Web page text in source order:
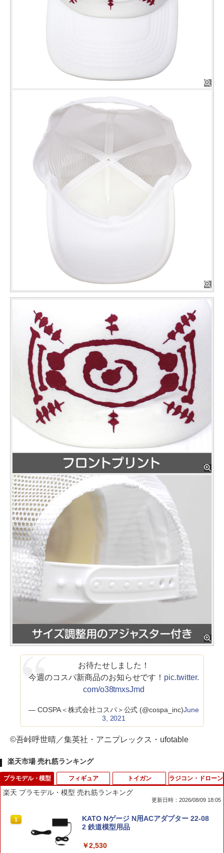
お待たせしました！
今週のコスパ新商品のお知らせです！ pic.twitter.
com/o38tmxsJmd
— COSPA＜株式会社コスパ＞公式 (@cospa_inc)June
3, 2021
©吾峠呼世晴／集英社・アニプレックス・ufotable
楽天市場 売れ筋ランキング
プラモデル・模型
楽天 プラモデル・模型 売れ筋ランキング
更新日時：2026/08/09 18:05
1
KATO Nゲージ N用ACアダプター 22-08
2 鉄道模型用品
￥2,530
フィギュア トイガン ラジコン・ドローン